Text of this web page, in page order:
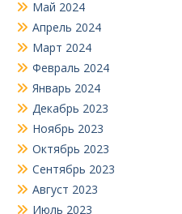
Май 2024
Апрель 2024
Март 2024
Февраль 2024
Январь 2024
Декабрь 2023
Ноябрь 2023
Октябрь 2023
Сентябрь 2023
Август 2023
Июль 2023